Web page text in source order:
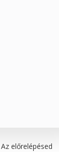
előrelépésed